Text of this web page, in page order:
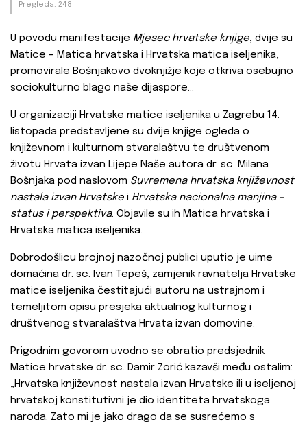
Pregleda: 248
U povodu manifestacije Mjesec hrvatske knjige, dvije su
Matice – Matica hrvatska i Hrvatska matica iseljenika,
promovirale Bošnjakovo dvoknjižje koje otkriva osebujno
sociokulturno blago naše dijaspore…
U organizaciji Hrvatske matice iseljenika u Zagrebu 14.
listopada predstavljene su dvije knjige ogleda o
književnom i kulturnom stvaralaštvu te društvenom
životu Hrvata izvan Lijepe Naše autora dr. sc. Milana
Bošnjaka pod naslovom Suvremena hrvatska književnost
nastala izvan Hrvatske i Hrvatska nacionalna manjina –
status i perspektiva. Objavile su ih Matica hrvatska i
Hrvatska matica iseljenika.
Dobrodošlicu brojnoj nazočnoj publici uputio je uime
domaćina dr. sc. Ivan Tepeš, zamjenik ravnatelja Hrvatske
matice iseljenika čestitajući autoru na ustrajnom i
temeljitom opisu presjeka aktualnog kulturnog i
društvenog stvaralaštva Hrvata izvan domovine.
Prigodnim govorom uvodno se obratio predsjednik
Matice hrvatske dr. sc. Damir Zorić kazavši među ostalim:
„Hrvatska književnost nastala izvan Hrvatske ili u iseljenoj
hrvatskoj konstitutivni je dio identiteta hrvatskoga
naroda. Zato mi je jako drago da se susrećemo s